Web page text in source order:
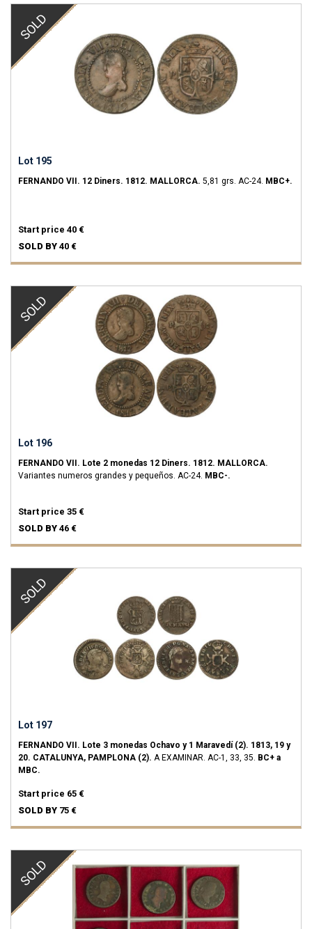
SOLD
Lot 195
FERNANDO VII. 12 Diners. 1812. MALLORCA. 5,81 grs. AC-24. MBC+.
Start price 40 €
SOLD BY 40 €
SOLD
Lot 196
FERNANDO VII. Lote 2 monedas 12 Diners. 1812. MALLORCA.
Variantes numeros grandes y pequeños. AC-24. MBC-.
Start price 35 €
SOLD BY 46 €
SOLD
Lot 197
FERNANDO VII. Lote 3 monedas Ochavo y 1 Maravedí (2). 1813, 19 y
20. CATALUNYA, PAMPLONA (2). A EXAMINAR. AC-1, 33, 35. BC+ a
MBC.
Start price 65 €
SOLD BY 75 €
SOLD